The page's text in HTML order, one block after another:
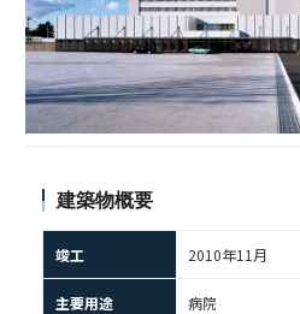
建築物概要
竣工 2010年11月
主要用途 病院